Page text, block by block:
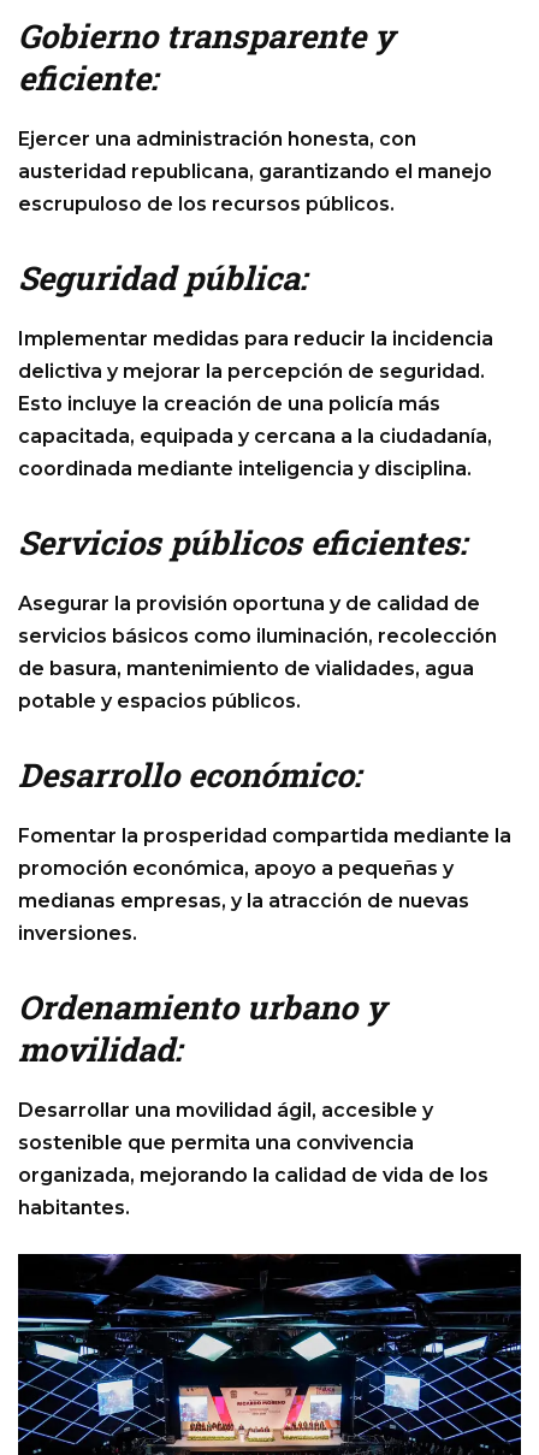
Gobierno transparente y
eficiente:
Ejercer una administración honesta, con
austeridad republicana, garantizando el manejo
escrupuloso de los recursos públicos.
Seguridad pública:
Implementar medidas para reducir la incidencia
delictiva y mejorar la percepción de seguridad.
Esto incluye la creación de una policía más
capacitada, equipada y cercana a la ciudadanía,
coordinada mediante inteligencia y disciplina.
Servicios públicos eficientes:
Asegurar la provisión oportuna y de calidad de
servicios básicos como iluminación, recolección
de basura, mantenimiento de vialidades, agua
potable y espacios públicos.
Desarrollo económico:
Fomentar la prosperidad compartida mediante la
promoción económica, apoyo a pequeñas y
medianas empresas, y la atracción de nuevas
inversiones.
Ordenamiento urbano y
movilidad:
Desarrollar una movilidad ágil, accesible y
sostenible que permita una convivencia
organizada, mejorando la calidad de vida de los
habitantes.